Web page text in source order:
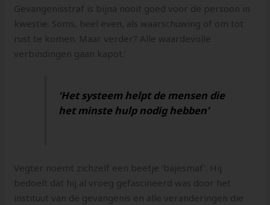
Gevangenisstraf is bijna nooit goed voor de persoon in
kwestie. Soms, heel even, als waarschuwing of om tot
rust te komen. Maar verder? Alle waardevolle
verbindingen gaan kapot.’
‘Het systeem helpt de mensen die
het minste hulp nodig hebben’
Vegter noemt zichzelf een beetje ‘bajesmaf’. Hij
bedoelt dat hij al vroeg gefascineerd was door het
instituut van de gevangenis en alle veranderingen die